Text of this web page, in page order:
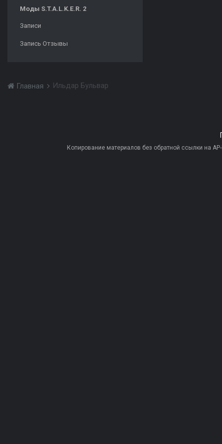
Моды S.T.A.L.K.E.R. 2
Записи
Запись Отзывы
Главная Ильдар Бульвар
Копирование материалов без обратной ссылки на